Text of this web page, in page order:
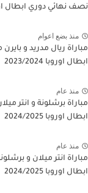
نصف نهائي دوري ابطال اوروبا
منذ بضع اعوام
مباراة ريال مدريد و
ابطال اوروبا 2023/2024
منذ عام
مباراة برشلونة و انتر
ابطال اوروبا 2024/2025
منذ عام
مباراة انتر ميلان و
ابطال اوروبا 2024/2025